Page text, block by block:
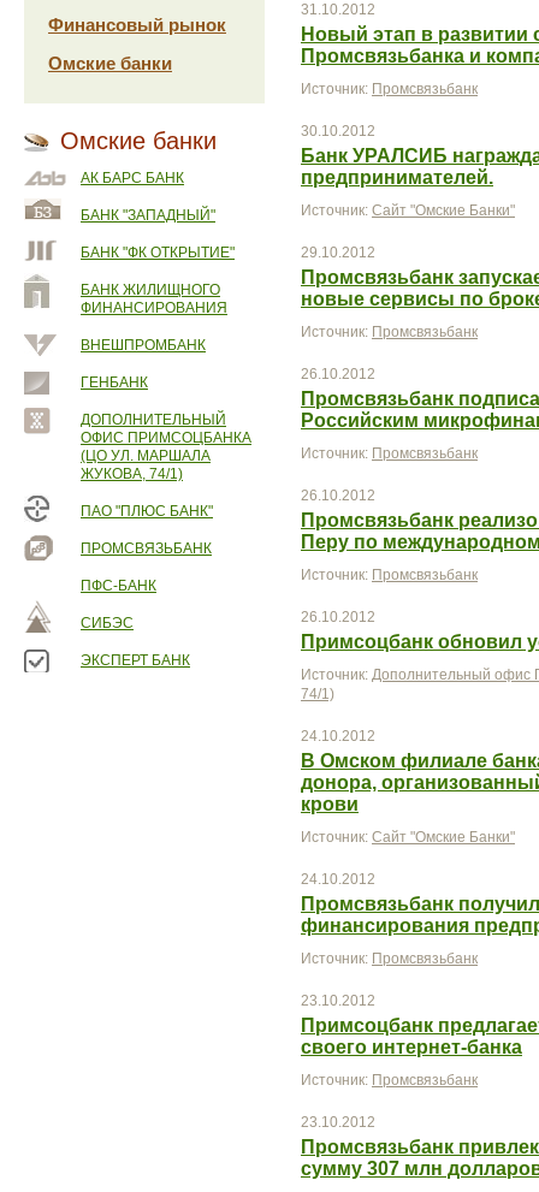
Финансовый рынок
Омские банки
Омские банки
АК БАРС БАНК
БАНК "ЗАПАДНЫЙ"
БАНК "ФК ОТКРЫТИЕ"
БАНК ЖИЛИЩНОГО
ФИНАНСИРОВАНИЯ
ВНЕШПРОМБАНК
ГЕНБАНК
ДОПОЛНИТЕЛЬНЫЙ
ОФИС ПРИМСОЦБАНКА
(ЦО УЛ. МАРШАЛА
ЖУКОВА, 74/1)
ПАО "ПЛЮС БАНК"
ПРОМСВЯЗЬБАНК
ПФС-БАНК
СИБЭС
ЭКСПЕРТ БАНК
31.10.2012
Новый этап в развитии
Промсвязьбанка и
Источник: Промсвязьбанк
30.10.2012
Банк УРАЛСИБ
предпринимателей.
Источник: Сайт "Омские Банки"
29.10.2012
Промсвязьбанк
новые сервисы по
Источник: Промсвязьбанк
26.10.2012
Промсвязьбанк
Российским
Источник: Промсвязьбанк
26.10.2012
Промсвязьбанк
Перу по
Источник: Промсвязьбанк
26.10.2012
Примсоцбанк обновил
Источник: Дополнительный офис
74/1)
24.10.2012
В Омском филиале
донора,
крови
Источник: Сайт "Омские Банки"
24.10.2012
Промсвязьбанк
финансирования
Источник: Промсвязьбанк
23.10.2012
Примсоцбанк
своего интернет-банка
Источник: Промсвязьбанк
23.10.2012
Промсвязьбанк
сумму 307 млн